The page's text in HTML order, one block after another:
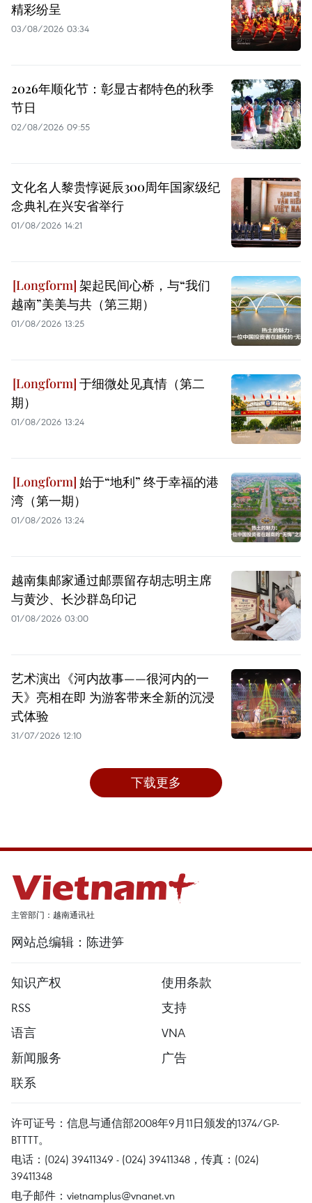
精彩纷呈
03/08/2026 03:34
2026年顺化节：彰显古都特色的秋季
节日
02/08/2026 09:55
文化名人黎贵惇诞辰300周年国家级纪
念典礼在兴安省举行
01/08/2026 14:21
架起民间心桥，与“我们
越南”美美与共（第三期）
01/08/2026 13:25
于细微处见真情（第二
期）
01/08/2026 13:24
始于“地利” 终于幸福的港
湾（第一期）
01/08/2026 13:24
越南集邮家通过邮票留存胡志明主席
与黄沙、长沙群岛印记
01/08/2026 03:00
艺术演出《河内故事——很河内的一
天》亮相在即 为游客带来全新的沉浸
式体验
31/07/2026 12:10
下载更多
主管部门：越南通讯社
网站总编辑：陈进笋
知识产权
使用条款
RSS
支持
语言
VNA
新闻服务
广告
联系
许可证号：信息与通信部2008年9月11日颁发的1374/GP-
BTTTT。
电话：(024) 39411349 - (024) 39411348，传真：(024)
39411348
电子邮件： vietnamplus@vnanet.vn